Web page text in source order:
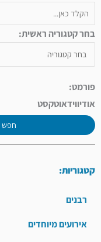
בחר קטגוריה ראשית:
פורמט:
אודיווידאוטקסט
חפש
קטגוריות:
רבנים
אירועים מיוחדים